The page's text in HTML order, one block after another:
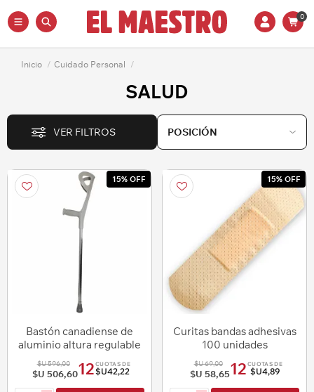
0
Inicio / Cuidado Personal /
SALUD
VER FILTROS
15% OFF
Bastón canadiense de
aluminio altura regulable
$U 596,00
$U 506,6012 CUOTAS DE
$U42,22
15% OFF
Curitas bandas adhesivas
100 unidades
$U 69,00
$U 58,6512 CUOTAS DE
$U4,89